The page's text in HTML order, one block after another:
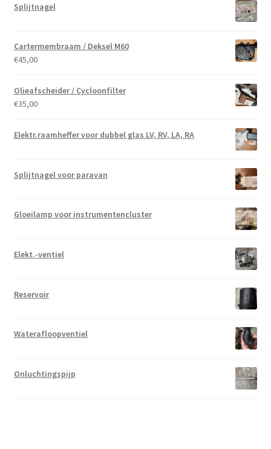
Splijtnagel
Cartermembraam / Deksel M60
€45,00
Olieafscheider / Cycloonfilter
€35,00
Elektr.raamheffer voor dubbel glas LV, RV, LA, RA
Splijtnagel voor paravan
Gloeilamp voor instrumentencluster
Elekt.-ventiel
Reservoir
Waterafloopventiel
Onluchtingspijp